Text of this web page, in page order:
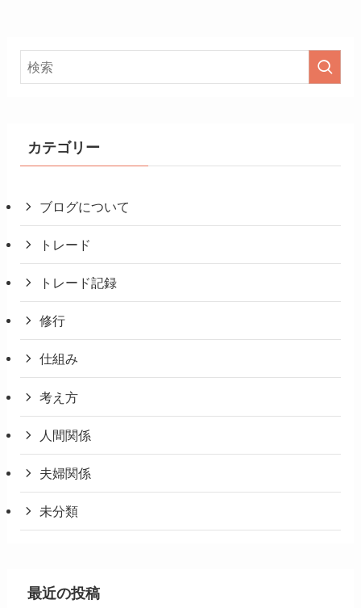
カテゴリー
ブログについて
トレード
トレード記録
修行
仕組み
考え方
人間関係
夫婦関係
未分類
最近の投稿